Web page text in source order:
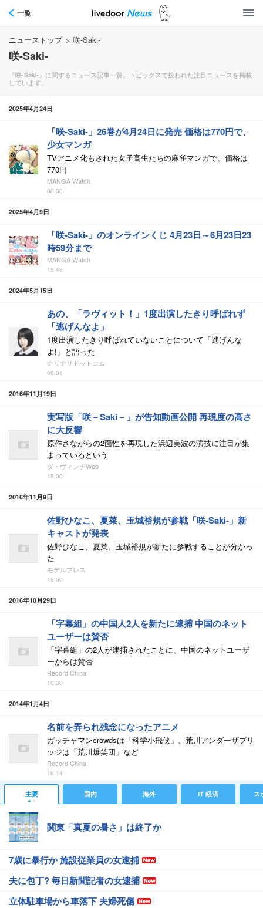
一覧
ニューストップ > 咲-Saki-
咲-Saki-
『咲-Saki-』に関するニュース記事一覧。トピックスで扱われた注目ニュースを掲載
しています。
2025年4月24日
「咲-Saki-」26巻が4月24日に発売 価格は770円で、
少女マンガ
TVアニメ化もされた女子高生たちの麻雀マンガで、価格は
770円
MANGA Watch
00:00
2025年4月9日
「咲-Saki-」のオンラインくじ 4月23日～6月23日23
時59分まで
MANGA Watch
15:48
2024年5月15日
あの、「ラヴィット！」1度出演したきり呼ばれず
「逃げんなよ」
1度出演したきり呼ばれていないことについて「逃げんな
よ!」と語った
ナリナリドットコム
09:01
2016年11月19日
実写版「咲－Saki－」が告知動画公開 再現度の高さ
に大反響
原作さながらの2面性を再現した浜辺美波の演技に注目が集
まっているという
ダ・ヴィンチWeb
15:00
2016年11月9日
佐野ひなこ、夏菜、玉城裕規が参戦「咲-Saki-」新
キャストが発表
佐野ひなこ、夏菜、玉城裕規が新たに参戦することが分かっ
た
モデルプレス
15:00
2016年10月29日
「字幕組」の中国人2人を新たに逮捕 中国のネット
ユーザーは賛否
「字幕組」の2人が逮捕されたことに、中国のネットユーザ
ーからは賛否
Record China
10:30
2014年1月4日
名前を弄られ残念になったアニメ
ガッチャマンcrowdsは「科学小飛侠」、荒川アンダーザブリ
ッジは「荒川爆笑団」など
Record China
16:14
主要 国内 海外 IT 経済 ス
関東「真夏の暑さ」は終了か
7歳に暴行か 施設従業員の女逮捕
夫に包丁? 毎日新聞記者の女逮捕
立体駐車場から車落下 夫婦死傷